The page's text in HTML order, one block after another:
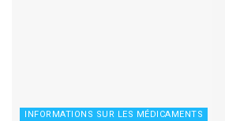
INFORMATIONS SUR LES MÉDICAMENTS